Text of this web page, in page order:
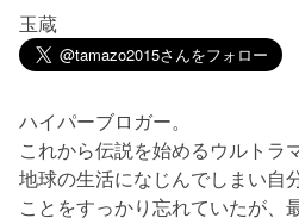
玉蔵
ハイパーブロガー。
これから伝説を始めるウルトラ
地球の生活になじんでしまい自
ことをすっかり忘れていたが、